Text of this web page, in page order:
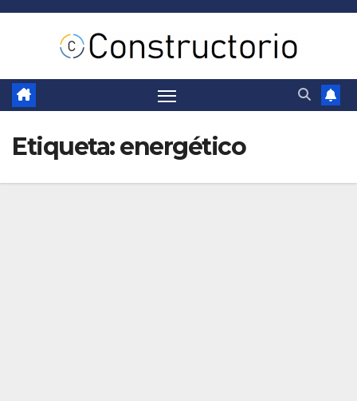
Saltar
Etiqueta:energético